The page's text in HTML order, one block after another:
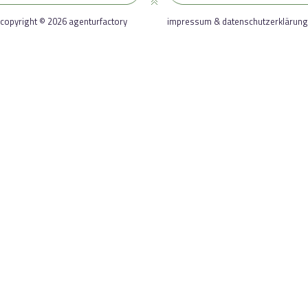
copyright © 2026 agenturfactory impressum & datenschutzerklärung